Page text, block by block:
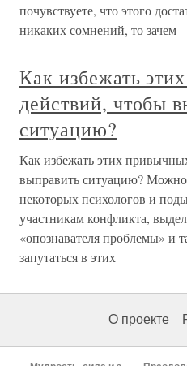
почувствуете, что этого
никаких сомнений, то зачем
Как избежать
действий, чтобы
ситуацию?
Как избежать этих
выправить ситуацию? Можно
некоторых психологов и
участникам конфликта,
«опознавателя проблемы» и
запутаться в этих
О проекте